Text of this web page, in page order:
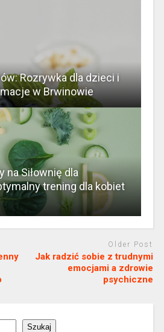
Rozrywka dla dzieci i
w Brwinowie
na Siłownię dla
trening dla kobiet
Older Post
Jak radzić sobie z trudnymi
emocjami a zdrowie
psychiczne
Szukaj